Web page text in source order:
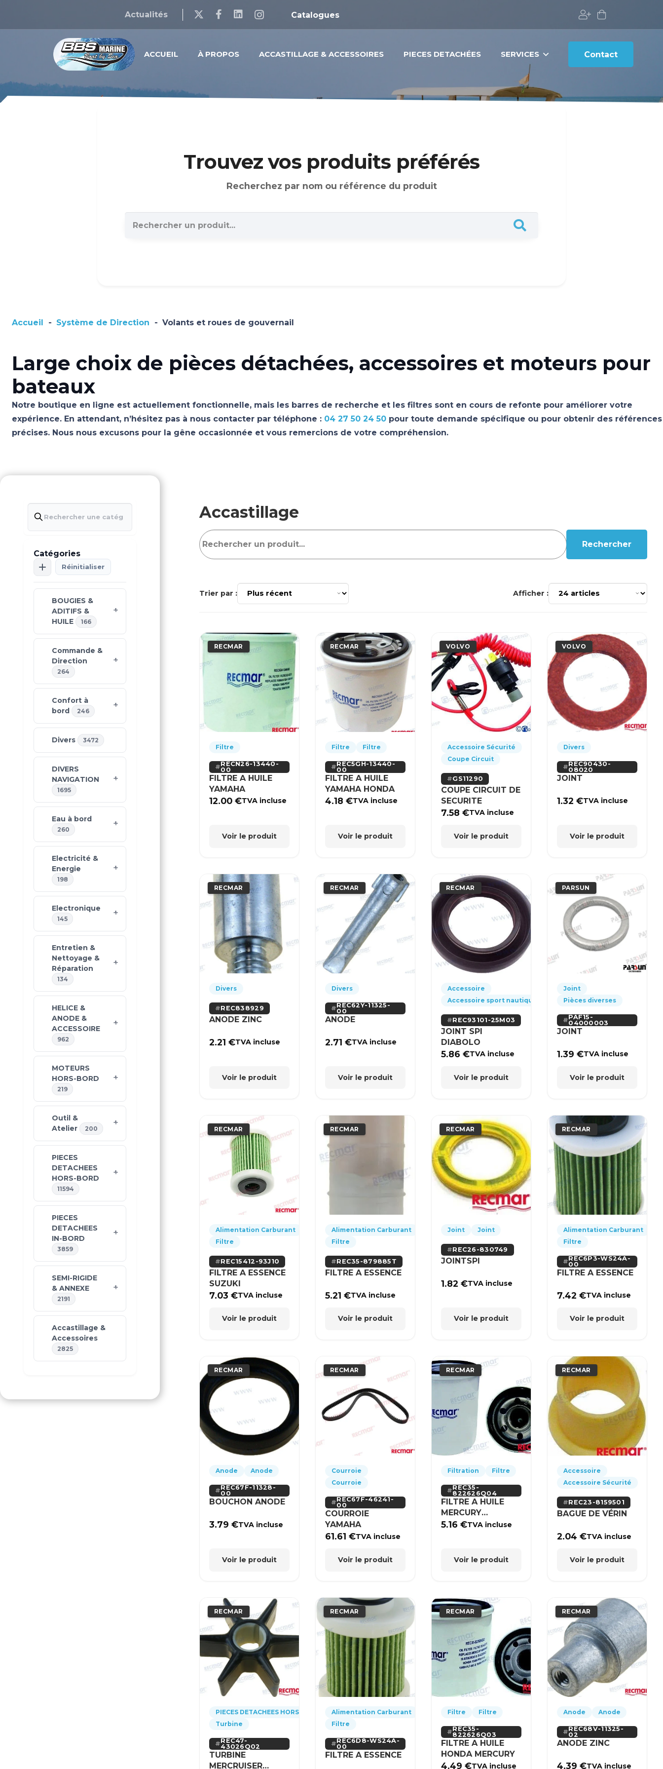
Actualités Catalogues
ACCUEIL À PROPOS ACCASTILLAGE & ACCESSOIRES PIECES DETACHÉES SERVICES Contact
Trouvez vos produits préférés
Recherchez par nom ou référence du produit
Accueil - Système de Direction - Volants et roues de gouvernail
Large choix de pièces détachées, accessoires et moteurs pour
bateaux
Notre boutique en ligne est actuellement fonctionnelle, mais les barres de recherche et les filtres sont en cours de refonte pour améliorer votre
expérience. En attendant, n’hésitez pas à nous contacter par téléphone : 04 27 50 24 50 pour toute demande spécifique ou pour obtenir des références
précises. Nous nous excusons pour la gêne occasionnée et vous remercions de votre compréhension.
Catégories
Réinitialiser
BOUGIES &
ADITIFS &
HUILE
166
Commande &
Direction
264
Confort à
bord
246
Divers 3472
DIVERS
NAVIGATION
1695
Eau à bord
260
Electricité &
Energie
198
Electronique
145
Entretien &
Nettoyage &
Réparation
134
HELICE &
ANODE &
ACCESSOIRE
962
MOTEURS
HORS-BORD
219
Outil &
Atelier
200
PIECES
DETACHEES
HORS-BORD
11594
PIECES
DETACHEES
IN-BORD
3859
SEMI-RIGIDE
& ANNEXE
2191
Accastillage &
Accessoires
2825
Accastillage
Rechercher
Trier par : Afficher :
RECMAR
Filtre
RECN26-13440-
00
FILTRE A HUILE
YAMAHA
12.00€TVA incluse
Voir le produit
RECMAR
Filtre Filtre
REC5GH-13440-
00
FILTRE A HUILE
YAMAHA HONDA
4.18€TVA incluse
Voir le produit
VOLVO
Accessoire Sécurité
Coupe Circuit
GS11290
COUPE CIRCUIT DE
SECURITE
7.58€TVA incluse
Voir le produit
VOLVO
Divers
REC90430-
08020
JOINT
1.32€TVA incluse
Voir le produit
RECMAR
Divers
REC838929
ANODE ZINC
2.21€TVA incluse
Voir le produit
RECMAR
Divers
REC62Y-11325-
00
ANODE
2.71€TVA incluse
Voir le produit
RECMAR
Accessoire
Accessoire sport nautique
REC93101-25M03
JOINT SPI
DIABOLO
5.86€TVA incluse
Voir le produit
PARSUN
Joint
Pièces diverses
PAF15-
04000003
JOINT
1.39€TVA incluse
Voir le produit
RECMAR
Alimentation Carburant
Filtre
REC15412-93J10
FILTRE A ESSENCE
SUZUKI
7.03€TVA incluse
Voir le produit
RECMAR
Alimentation Carburant
Filtre
REC35-879885T
FILTRE A ESSENCE
5.21€TVA incluse
Voir le produit
RECMAR
Joint Joint
REC26-830749
JOINTSPI
1.82€TVA incluse
Voir le produit
RECMAR
Alimentation Carburant
Filtre
REC6P3-WS24A-
00
FILTRE A ESSENCE
7.42€TVA incluse
Voir le produit
RECMAR
Anode Anode
REC67F-11328-
00
BOUCHON ANODE
3.79€TVA incluse
Voir le produit
RECMAR
Courroie
Courroie
REC67F-46241-
00
COURROIE
YAMAHA
61.61€TVA incluse
Voir le produit
RECMAR
Filtration Filtre
REC35-
822626Q04
FILTRE A HUILE
MERCURY
MERCRUISER
5.16€TVA incluse
Voir le produit
RECMAR
Accessoire
Accessoire Sécurité
REC23-8159501
BAGUE DE VÉRIN
2.04€TVA incluse
Voir le produit
RECMAR
PIECES DETACHEES HORS-BORD
Turbine
REC47-
43026Q02
TURBINE
MERCRUISER
RECMAR
Alimentation Carburant
Filtre
REC6D8-WS24A-
00
FILTRE A ESSENCE
RECMAR
Filtre Filtre
REC35-
822626Q03
FILTRE A HUILE
HONDA MERCURY
4.49€TVA incluse
RECMAR
Anode Anode
REC68V-11325-
02
ANODE ZINC
4.39€TVA incluse